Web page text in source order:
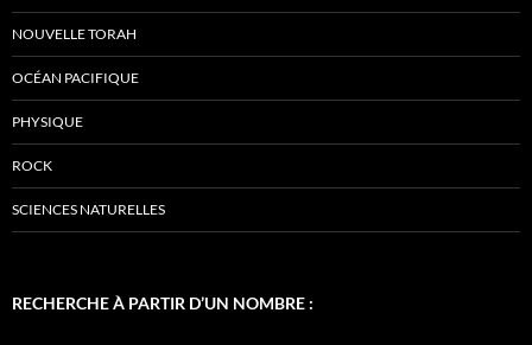
NOUVELLE TORAH
OCÉAN PACIFIQUE
PHYSIQUE
ROCK
SCIENCES NATURELLES
RECHERCHE À PARTIR D’UN NOMBRE :